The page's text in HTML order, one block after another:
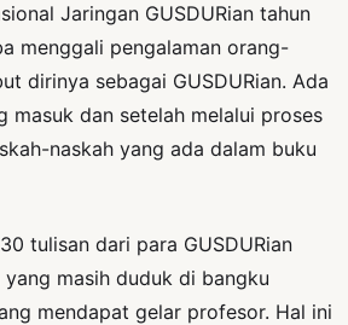
Jaringan GUSDURian tahun
menggali pengalaman orang-
dirinya sebagai GUSDURian. Ada
masuk dan setelah melalui proses
naskah yang ada dalam buku
tulisan dari para GUSDURian
masih duduk di bangku
mendapat gelar profesor. Hal ini